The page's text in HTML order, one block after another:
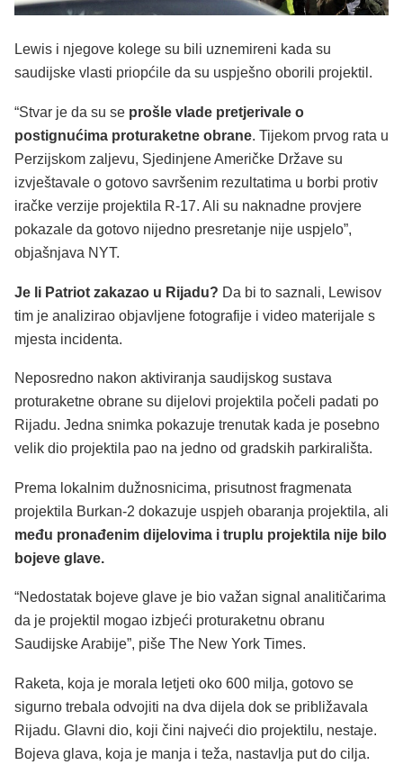
Lewis i njegove kolege su bili uznemireni kada su
saudijske vlasti priopćile da su uspješno oborili projektil.
“Stvar je da su se prošle vlade pretjerivale o
postignućima proturaketne obrane. Tijekom prvog rata u
Perzijskom zaljevu, Sjedinjene Američke Države su
izvještavale o gotovo savršenim rezultatima u borbi protiv
iračke verzije projektila R-17. Ali su naknadne provjere
pokazale da gotovo nijedno presretanje nije uspjelo”,
objašnjava NYT.
Je li Patriot zakazao u Rijadu? Da bi to saznali, Lewisov
tim je analizirao objavljene fotografije i video materijale s
mjesta incidenta.
Neposredno nakon aktiviranja saudijskog sustava
proturaketne obrane su dijelovi projektila počeli padati po
Rijadu. Jedna snimka pokazuje trenutak kada je posebno
velik dio projektila pao na jedno od gradskih parkirališta.
Prema lokalnim dužnosnicima, prisutnost fragmenata
projektila Burkan-2 dokazuje uspjeh obaranja projektila, ali
među pronađenim dijelovima i truplu projektila nije bilo
bojeve glave.
“Nedostatak bojeve glave je bio važan signal analitičarima
da je projektil mogao izbjeći proturaketnu obranu
Saudijske Arabije”, piše The New York Times.
Raketa, koja je morala letjeti oko 600 milja, gotovo se
sigurno trebala odvojiti na dva dijela dok se približavala
Rijadu. Glavni dio, koji čini najveći dio projektilu, nestaje.
Bojeva glava, koja je manja i teža, nastavlja put do cilja.